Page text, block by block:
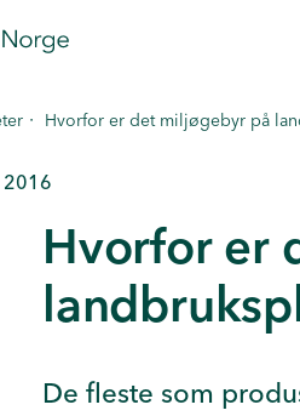
· Hvorfor er det miljøgebyr på
2016
Hvorfor er
De fleste som